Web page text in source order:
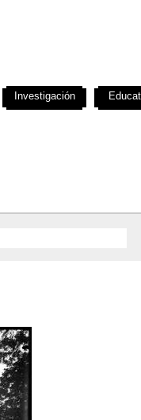
Investigación